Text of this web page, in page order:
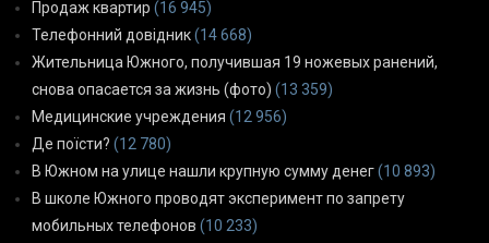
Продаж квартир (16 945)
Телефонний довідник(14 668)
Жительница Южного, получившая 19 ножевых ранений,
снова опасается за жизнь (фото) (13 359)
Медицинские учреждения (12 956)
Де поїсти? (12 780)
В Южном на улице нашли крупную сумму денег(10 893)
В школе Южного проводят эксперимент по запрету
мобильных телефонов (10 233)